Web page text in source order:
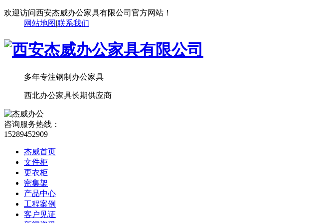
欢迎访问西安杰威办公家具有限公司官方网站！
网站地图|联系我们
多年专注钢制办公家具
西北办公家具长期供应商
咨询服务热线：
15289452909
杰威首页
文件柜
更衣柜
密集架
产品中心
工程案例
客户见证